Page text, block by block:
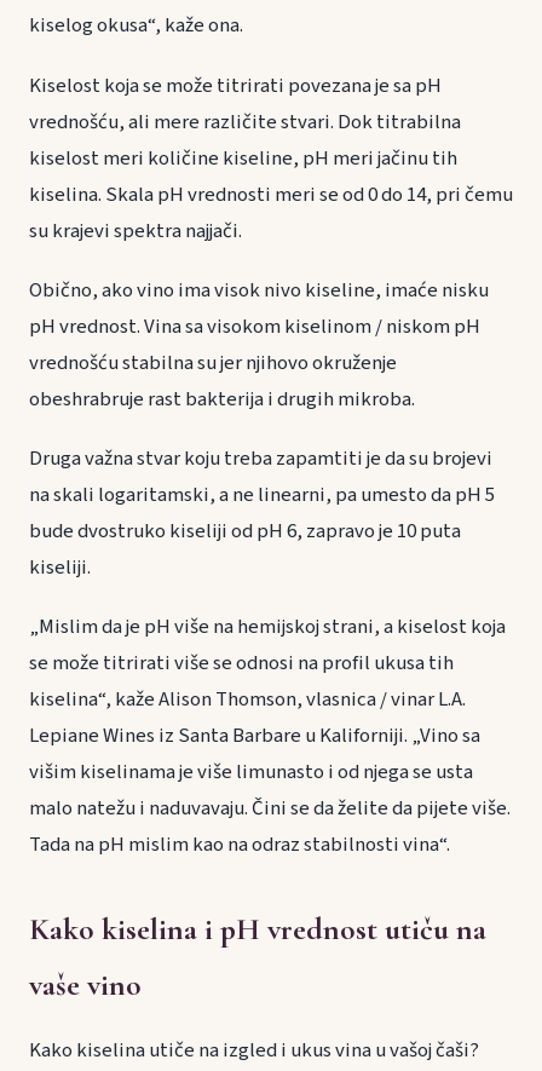
kiselog okusa“, ​​kaže ona.
Kiselost koja se može titrirati povezana je sa pH
vrednošću, ali mere različite stvari. Dok titrabilna
kiselost meri količine kiseline, pH meri jačinu tih
kiselina. Skala pH vrednosti meri se od 0 do 14, pri čemu
su krajevi spektra najjači.
Obično, ako vino ima visok nivo kiseline, imaće nisku
pH vrednost. Vina sa visokom kiselinom / niskom pH
vrednošću stabilna su jer njihovo okruženje
obeshrabruje rast bakterija i drugih mikroba.
Druga važna stvar koju treba zapamtiti je da su brojevi
na skali logaritamski, a ne linearni, pa umesto da pH ​​5
bude dvostruko kiseliji od pH 6, zapravo je 10 puta
kiseliji.
„Mislim da je pH više na hemijskoj strani, a kiselost koja
se može titrirati više se odnosi na profil ukusa tih
kiselina“, kaže Alison Thomson, vlasnica / vinar L.A.
Lepiane Wines iz Santa Barbare u Kaliforniji. „Vino sa
višim kiselinama je više limunasto i od njega se usta
malo natežu i naduvavaju. Čini se da želite da pijete više.
Tada na pH mislim kao na odraz stabilnosti vina“.
Kako kiselina i pH vrednost utiču na
vaše vino
Kako kiselina utiče na izgled i ukus vina u vašoj čaši?